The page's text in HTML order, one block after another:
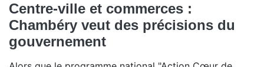
Centre-ville et commerces :
Chambéry veut des précisions du
gouvernement